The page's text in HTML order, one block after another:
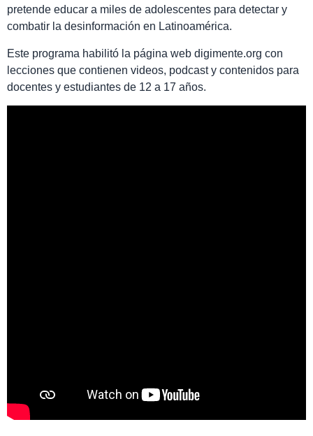
pretende educar a miles de adolescentes para detectar y
combatir la desinformación en Latinoamérica.
Este programa habilitó la página web digimente.org con
lecciones que contienen videos, podcast y contenidos para
docentes y estudiantes de 12 a 17 años.